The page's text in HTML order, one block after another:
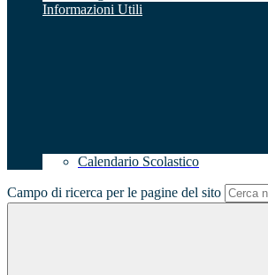
Informazioni Utili
Calendario Scolastico
Campo di ricerca per le pagine del sito